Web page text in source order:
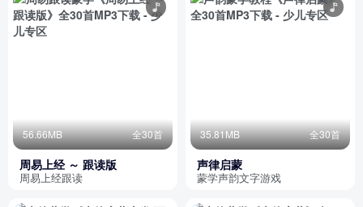
56.66MB 全30首
周易上经 ～ 跟读版
周易上经跟读
35.81MB 全30首
声律启蒙
蒙学声韵文字游戏